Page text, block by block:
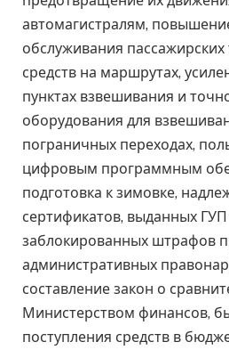
автомагистралям,
обслуживания
средств на маршрутах,
пунктах взвешивания и
оборудования для
пограничных переходах,
цифровым программным
подготовка к зимовке,
сертификатов, выданных
заблокированных штрафов
административных
составление закон о
Министерством финансов,
поступления средств в